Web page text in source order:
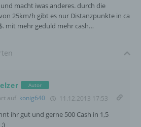
macht iwas anderes. durch die
25km/h gibt es nur Distanzpunkte in ca
mit mehr geduld mehr cash…
Autor
auf konig640 11.12.2013 17:53
ihr gut und gerne 500 Cash in 1,5
dient dazu, unser Angebot
effektiver und sicherer zu
und SessionStorage ist
oder mobilen Gerät
sind Textdateien, welche
und gespeichert
die Verwendung von Cookies,
SessionStorage durch